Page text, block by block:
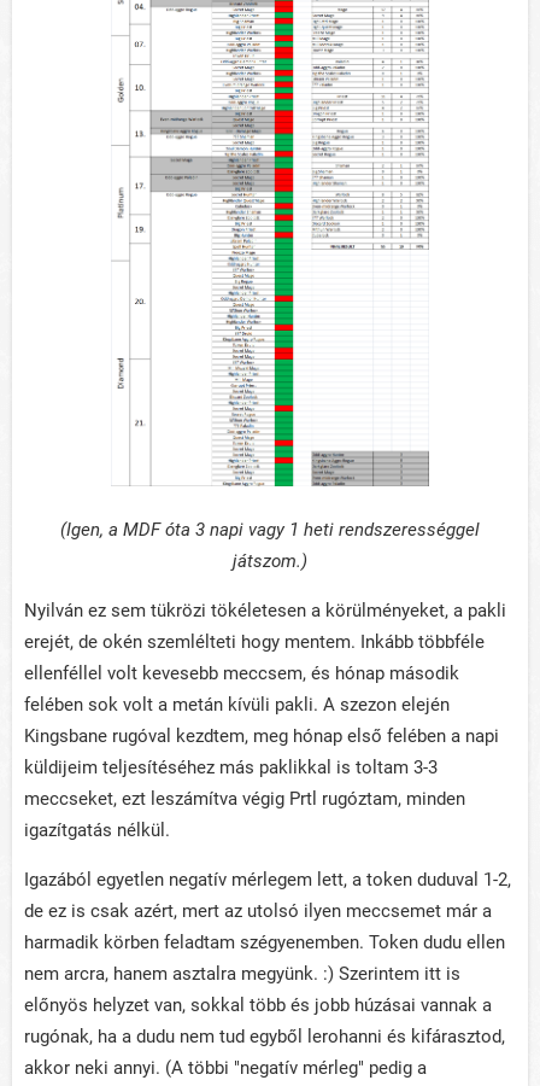
(Igen, a MDF óta 3 napi vagy 1 heti rendszerességgel
játszom.)
Nyilván ez sem tükrözi tökéletesen a körülményeket, a pakli
erejét, de okén szemlélteti hogy mentem. Inkább többféle
ellenféllel volt kevesebb meccsem, és hónap második
felében sok volt a metán kívüli pakli. A szezon elején
Kingsbane rugóval kezdtem, meg hónap első felében a napi
küldijeim teljesítéséhez más paklikkal is toltam 3-3
meccseket, ezt leszámítva végig Prtl rugóztam, minden
igazítgatás nélkül.
Igazából egyetlen negatív mérlegem lett, a token duduval 1-2,
de ez is csak azért, mert az utolsó ilyen meccsemet már a
harmadik körben feladtam szégyenemben. Token dudu ellen
nem arcra, hanem asztalra megyünk. :) Szerintem itt is
előnyös helyzet van, sokkal több és jobb húzásai vannak a
rugónak, ha a dudu nem tud egyből lerohanni és kifárasztod,
akkor neki annyi. (A többi "negatív mérleg" pedig a